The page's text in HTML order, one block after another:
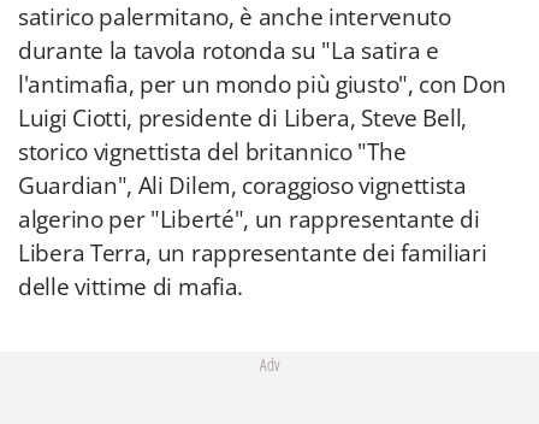
satirico palermitano, è anche intervenuto
durante la tavola rotonda su "La satira e
l'antimafia, per un mondo più giusto", con Don
Luigi Ciotti, presidente di Libera, Steve Bell,
storico vignettista del britannico "The
Guardian", Ali Dilem, coraggioso vignettista
algerino per "Liberté", un rappresentante di
Libera Terra, un rappresentante dei familiari
delle vittime di mafia.
Adv